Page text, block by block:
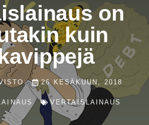
on
kuin
26 KESÄKUUN, 2018
VERTAISLAINAUS